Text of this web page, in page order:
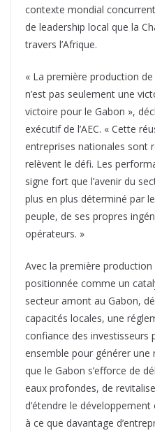
contexte mondial
de leadership local que la
travers l’Afrique.
« La première production
n’est pas seulement une
victoire pour le Gabon »,
exécutif de l’AEC. « Cette
entreprises nationales sont
relèvent le défi. Les
signe fort que l’avenir du
plus en plus déterminé par
peuple, de ses propres
opérateurs. »
Avec la première production
positionnée comme un
secteur amont au Gabon,
capacités locales, une
confiance des investisseurs
ensemble pour générer une
que le Gabon s’efforce de
eaux profondes, de
d’étendre le
à ce que davantage